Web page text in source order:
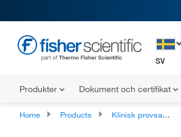
SV
Produkter Dokument och certifikat
Home Products Klinisk provsamling